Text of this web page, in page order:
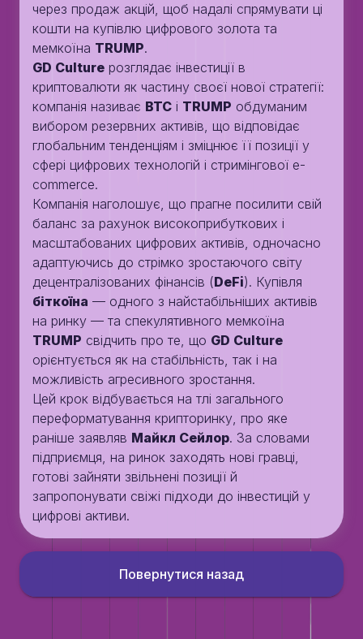
через продаж акцій, щоб надалі спрямувати ці
кошти на купівлю цифрового золота та
мемкоїна TRUMP.
GD Culture розглядає інвестиції в
криптовалюти як частину своєї нової стратегії:
компанія називає BTC і TRUMP обдуманим
вибором резервних активів, що відповідає
глобальним тенденціям і зміцнює її позиції у
сфері цифрових технологій і стримінгової e-
commerce.
Компанія наголошує, що прагне посилити свій
баланс за рахунок високоприбуткових і
масштабованих цифрових активів, одночасно
адаптуючись до стрімко зростаючого світу
децентралізованих фінансів (DeFi). Купівля
біткоїна — одного з найстабільніших активів
на ринку — та спекулятивного мемкоїна
TRUMP свідчить про те, що GD Culture
орієнтується як на стабільність, так і на
можливість агресивного зростання.
Цей крок відбувається на тлі загального
переформатування крипторинку, про яке
раніше заявляв Майкл Сейлор. За словами
підприємця, на ринок заходять нові гравці,
готові зайняти звільнені позиції й
запропонувати свіжі підходи до інвестицій у
цифрові активи.
Повернутися назад